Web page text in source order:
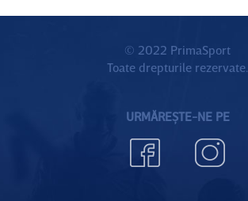
© 2022 PrimaSport
Toate drepturile rezervate.
URMĂREȘTE-NE PE